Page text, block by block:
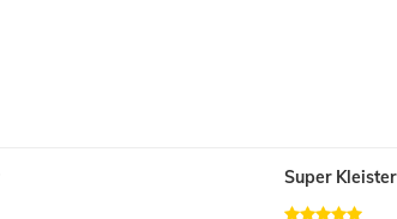
Super Kleister